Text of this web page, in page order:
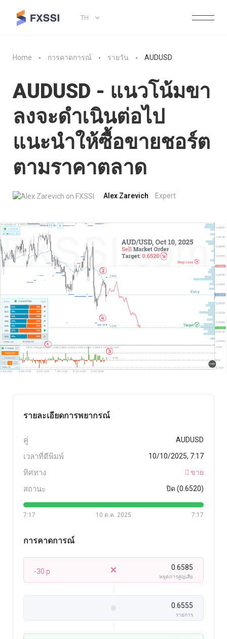
TH
Home การคาดการณ์ รายวัน AUDUSD
AUDUSD - แนวโน้มขา
ลงจะดำเนินต่อไป
แนะนำให้ซื้อขายชอร์ต
ตามราคาตลาด
Alex Zarevich Expert
รายละเอียดการพยากรณ์
คู่ AUDUSD
เวลาที่ตีพิมพ์ 10/10/2025, 7:17
ทิศทาง ขาย
สถานะ ปิด (0.6520)
7:17 7:17
10 ต.ค. 2025
การคาดการณ์
-30 p 0.6585
หยุดการสูญเสีย
0.6555
รายการ